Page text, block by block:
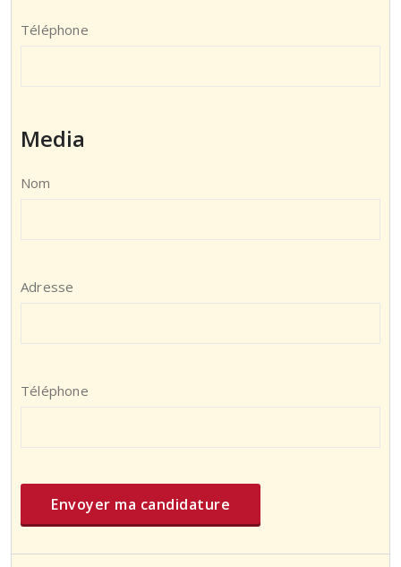
Téléphone
Media
Nom
Adresse
Téléphone